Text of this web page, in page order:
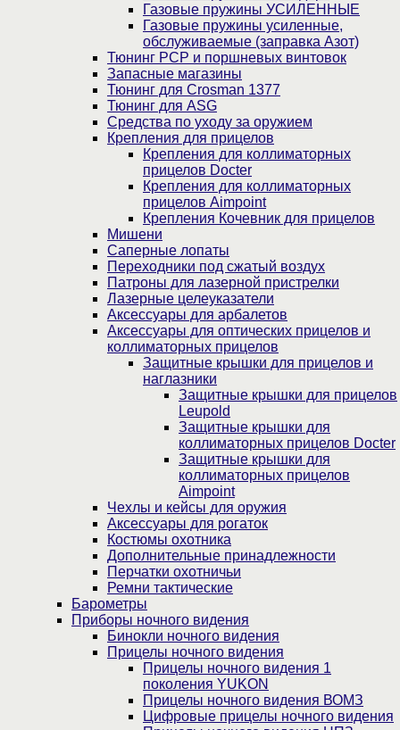
Газовые пружины УСИЛЕННЫЕ
Газовые пружины усиленные,
обслуживаемые (заправка Азот)
Тюнинг PCP и поршневых винтовок
Запасные магазины
Тюнинг для Crosman 1377
Тюнинг для ASG
Средства по уходу за оружием
Крепления для прицелов
Крепления для коллиматорных
прицелов Docter
Крепления для коллиматорных
прицелов Aimpoint
Крепления Кочевник для прицелов
Мишени
Саперные лопаты
Переходники под сжатый воздух
Патроны для лазерной пристрелки
Лазерные целеуказатели
Аксессуары для арбалетов
Аксессуары для оптических прицелов и
коллиматорных прицелов
Защитные крышки для прицелов и
наглазники
Защитные крышки для прицелов
Leupold
Защитные крышки для
коллиматорных прицелов Docter
Защитные крышки для
коллиматорных прицелов
Aimpoint
Чехлы и кейсы для оружия
Аксессуары для рогаток
Костюмы охотника
Дополнительные принадлежности
Перчатки охотничьи
Ремни тактические
Барометры
Приборы ночного видения
Бинокли ночного видения
Прицелы ночного видения
Прицелы ночного видения 1
поколения YUKON
Прицелы ночного видения ВОМЗ
Цифровые прицелы ночного видения